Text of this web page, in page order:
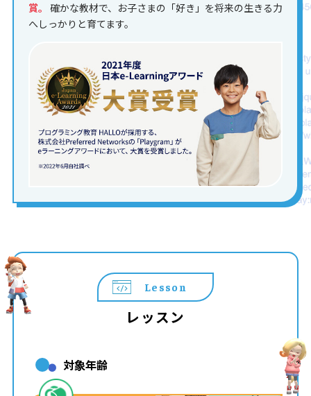
賞。 確かな教材で、お子さまの「好き」を将来の生きる力
へしっかりと育てます。
Lesson
レッスン
対象年齢